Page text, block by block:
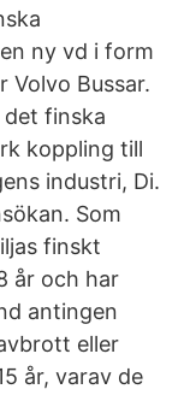
ny vd i form
Volvo Bussar.
finska
koppling till
industri, Di.
Som
finskt
år och har
antingen
eller
år, varav de